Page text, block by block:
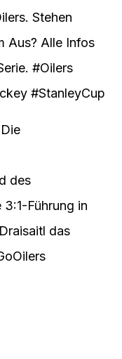
Stehen
Aus? Alle Infos
#Oilers
#StanleyCup
Die
des
Führung in
das